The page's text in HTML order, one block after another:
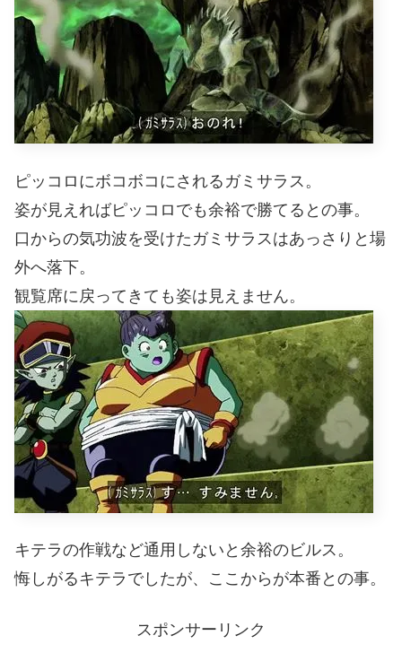
ピッコロにボコボコにされるガミサラス。
姿が見えればピッコロでも余裕で勝てるとの事。
口からの気功波を受けたガミサラスはあっさりと場
外へ落下。
観覧席に戻ってきても姿は見えません。
キテラの作戦など通用しないと余裕のビルス。
悔しがるキテラでしたが、ここからが本番との事。
スポンサーリンク